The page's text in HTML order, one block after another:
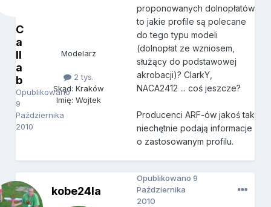
C
a
ll
a
b
Opublikowano
9
Października
2010
Modelarz
2 tys.
Skąd: Kraków
Imię: Wojtek
proponowanych dolnopłatów
to jakie profile są polecane
do tego typu modeli
(dolnopłat ze wzniosem,
służący do podstawowej
akrobacji)? ClarkY,
NACA2412 ... coś jeszcze?
Producenci ARF-ów jakoś tak
niechętnie podają informacje
o zastosowanym profilu.
kobe24la
Opublikowano9
Października
2010